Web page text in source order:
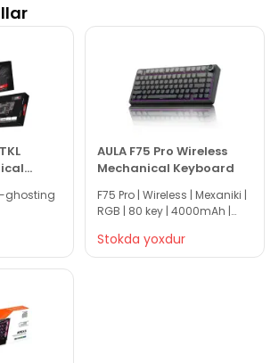
ghosting
AULA F75 Pro Wireless
Mechanical Keyboard
F75 Pro | Wireless | Mexaniki |
RGB | 80 key | 4000mAh |
Stokda yoxdur